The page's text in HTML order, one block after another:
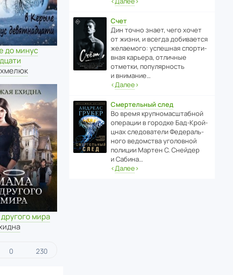
до минус
мира
0 230
Счет
Дин точно знает, чего хочет
от жизни, и всегда доби­ва­ется
жела­е­мого: успе­шная спор­ти­
вная карьера, отли­чные
отметки, попу­ля­р­ность
и внимание…
‹Далее›
Смертельный след
Во время круп­но­мас­ш­та­бной
операции в городке Бад‑Крой­
цнах следо­ва­тели Феде­раль­
ного ведомства уголо­вной
полиции Мартен С. Снейдер
и Сабина…
‹Далее›